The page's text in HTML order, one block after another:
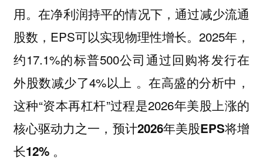
用。在净利润持平的情况下，通过减少流通
股数，EPS可以实现物理性增长。2025年，
约17.1%的标普500公司通过回购将发行在
外股数减少了4%以上 。在高盛的分析中，
这种“资本再杠杆”过程是2026年美股上涨的
核心驱动力之一， 预计2026年美股EPS将增
长12% 。